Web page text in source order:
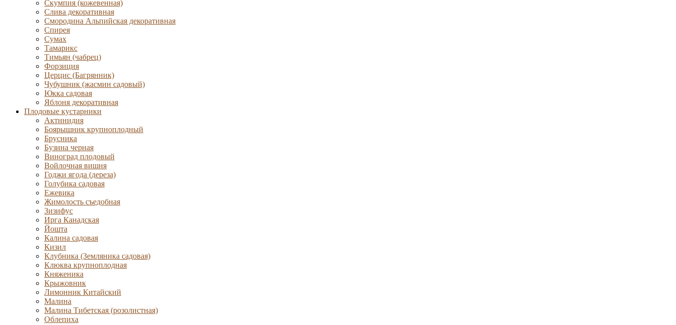
Скумпия (кожевенная)
Слива декоративная
Смородина Альпийская декоративная
Спирея
Сумах
Тамарикс
Тимьян (чабрец)
Форзиция
Церцис (Багрянник)
Чубушник (жасмин садовый)
Юкка садовая
Яблоня декоративная
Плодовые кустарники
Актинидия
Боярышник крупноплодный
Брусника
Бузина черная
Виноград плодовый
Войлочная вишня
Годжи ягода (дереза)
Голубика садовая
Ежевика
Жимолость съедобная
Зизифус
Ирга Канадская
Йошта
Калина садовая
Кизил
Клубника (Земляника садовая)
Клюква крупноплодная
Княженика
Крыжовник
Лимонник Китайский
Малина
Малина Тибетская (розолистная)
Облепиха